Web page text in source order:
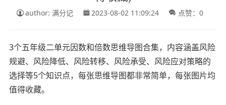
author: 满分记 2023-08-02 11:09:24 点赞：0
3个五年级二单元因数和倍数思维导图合集，内容涵盖风险
规避、风险降低、风险转移、风险承受、风险应对策略的
选择等5个知识点，每张思维导图都非常简单，每张图片均
值得收藏。